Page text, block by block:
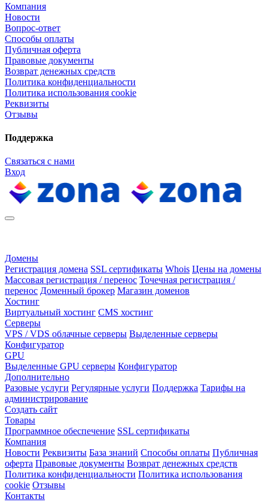
Компания
Новости
Вопрос-ответ
Способы оплаты
Публичная оферта
Правовые документы
Возврат денежных средств
Политика конфиденциальности
Политика использования cookie
Реквизиты
Отзывы
Поддержка
Связаться с нами
Вход
Домены
Регистрация домена SSL сертификаты Whois Цены на домены
Массовая регистрация / перенос Точечная регистрация /
перенос Доменный брокер Магазин доменов
Хостинг
Виртуальный хостинг CMS хостинг
Серверы
VPS / VDS облачные серверы Выделенные серверы
Конфигуратор
GPU
Выделенные GPU серверы Конфигуратор
Дополнительно
Разовые услуги Регулярные услуги Поддержка Тарифы на
администрирование
Создать сайт
Товары
Программное обеспечение SSL сертификаты
Компания
Новости Реквизиты База знаний Способы оплаты Публичная
оферта Правовые документы Возврат денежных средств
Политика конфиденциальности Политика использования
cookie Отзывы
Контакты